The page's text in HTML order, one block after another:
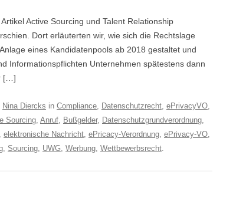
Active Sourcing und Talent Relationship
Dort erläuterten wir, wie sich die Rechtslage
eines Kandidatenpools ab 2018 gestaltet und
Informationspflichten Unternehmen spätestens dann
[…]
Nina Diercks in Compliance, Datenschutzrecht, ePrivacyVO,
Sourcing, Anruf, Bußgelder, Datenschutzgrundverordnung,
, elektronische Nachricht, ePricacy-Verordnung, ePrivacy-VO,
, Sourcing, UWG, Werbung, Wettbewerbsrecht.